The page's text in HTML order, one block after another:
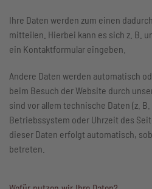
Ihre Daten werden zum einen
mitteilen. Hierbei kann es sich z. B.
ein Kontaktformular eingeben.
Andere Daten werden automatisch
beim Besuch der Website durch
sind vor allem technische Daten (z.
Betriebssystem oder Uhrzeit des
dieser Daten erfolgt automatisch,
betreten.